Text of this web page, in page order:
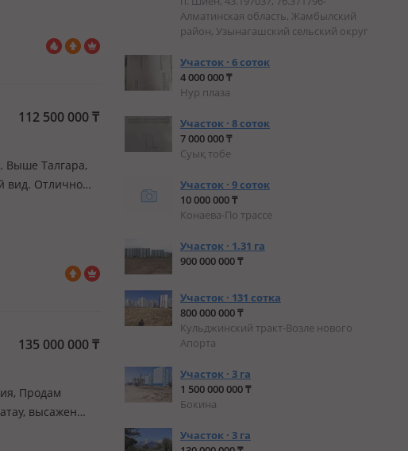
112 500 000₸
Выше Талгара,
вид. Отлично
135 000 000₸
Продам
высажен
Алматинская область, Жамбылский
район, Узынагашский сельский округ
Участок · 6 соток
4 000 000 ₸
Нур плаза
Участок · 8 соток
7 000 000 ₸
Суық тобе
Участок · 9 соток
10 000 000 ₸
Конаева-По трассе
Участок · 1.31 га
900 000 000 ₸
Участок · 131 сотка
800 000 000 ₸
Кульджинский тракт-Возле нового
Апорта
Участок · 3 га
1 500 000 000 ₸
Бокина
Участок · 3 га